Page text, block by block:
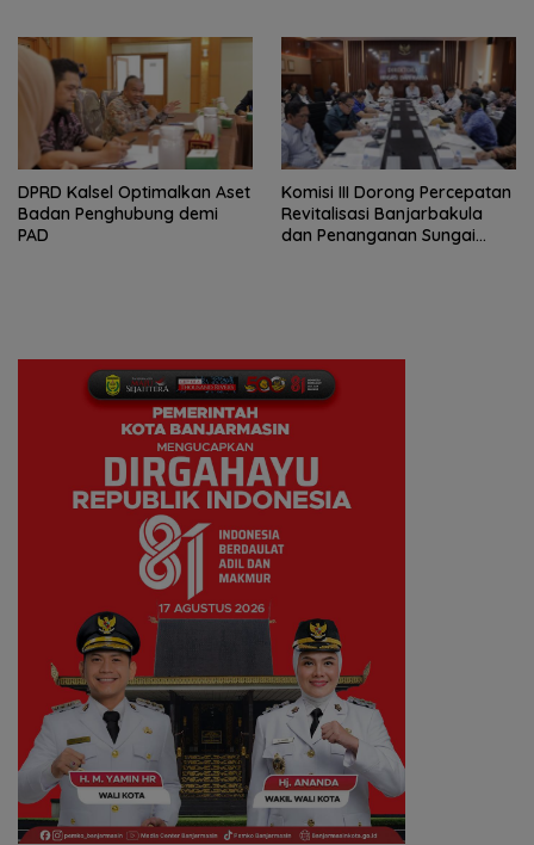
‎DPRD Kalsel Optimalkan Aset
Badan Penghubung demi
PAD
‎Komisi III Dorong Percepatan
Revitalisasi Banjarbakula
dan Penanganan Sungai